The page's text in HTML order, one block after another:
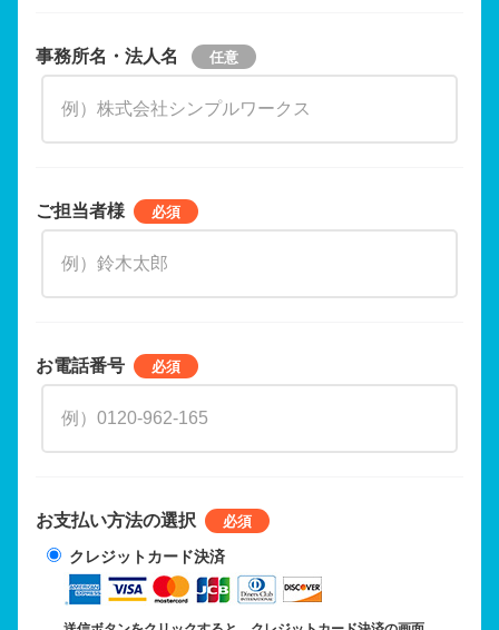
事務所名・法人名
ご担当者様
お電話番号
お支払い方法の選択
クレジットカード決済